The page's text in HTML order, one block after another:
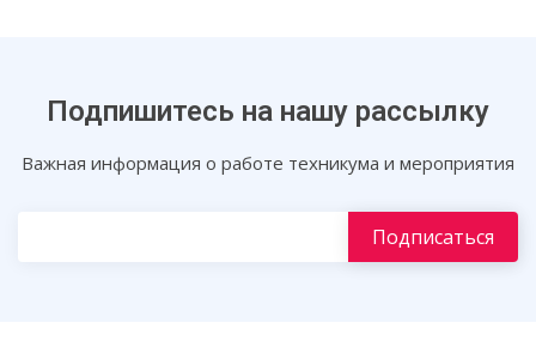
Подпишитесь на нашу рассылку
Важная информация о работе техникума и мероприятия